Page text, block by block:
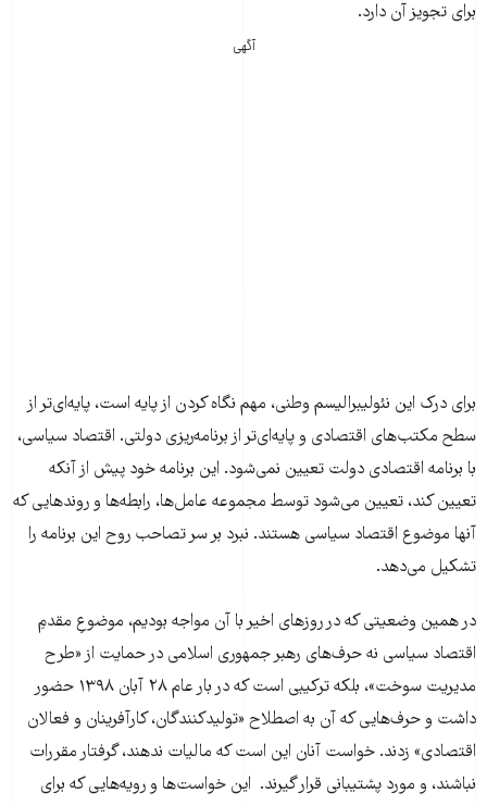
برای تجویز آن دارد.
آگهی
برای درک این نئولیبرالیسم وطنی، مهم نگاه کردن از پایه است، پایه‌ای‌تر از
سطح مکتب‌های اقتصادی و پایه‌ای‌تر از برنامه‌ریزی دولتی. اقتصاد سیاسی،
با برنامه اقتصادی دولت تعیین نمی‌شود. این برنامه خود پیش از آنکه
تعیین کند، تعیین می‌شود توسط مجموعه عامل‌ها، رابطه‌ها و روندهایی که
آنها موضوع اقتصاد سیاسی هستند. نبرد بر سر تصاحب روح این برنامه را
تشکیل می‌دهد.
در همین وضعیتی که در روزهای اخیر با آن مواجه بودیم، موضوعِ مقدمِ
اقتصاد سیاسی نه حرف‌های رهبر جمهوری اسلامی در حمایت از «طرح
مدیریت سوخت»، بلکه ترکیبی است که در بار عام ۲۸ آبان ۱۳۹۸ حضور
داشت و حرف‌هایی که آن به اصطلاح «تولیدکنندگان، کارآفرینان و فعالان
اقتصادی» زدند. خواست آنان این است که مالیات ندهند، گرفتار مقررات
نباشند، و مورد پشتیبانی قرار گیرند. این خواست‌ها و رویه‌هایی که برای